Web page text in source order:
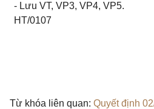
- Lưu VT, VP3, VP4, VP5.
HT/0107
Từ khóa liên quan: Quyết định